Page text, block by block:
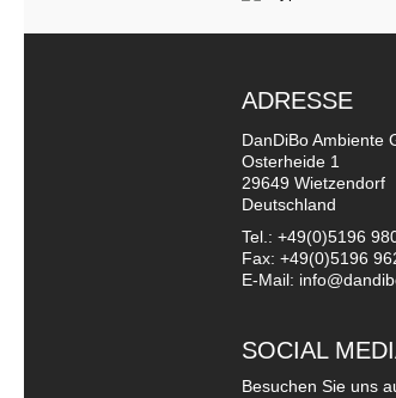
ADRESSE
DanDiBo Ambiente
Osterheide 1
29649 Wietzendorf
Deutschland
Tel.: +49(0)5196
Fax: +49(0)5196
E-Mail:
SOCIAL
Besuchen Sie uns